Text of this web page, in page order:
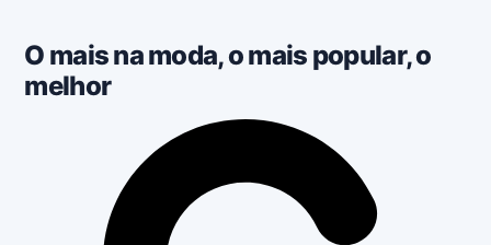
O mais na moda, o mais popular, o
melhor